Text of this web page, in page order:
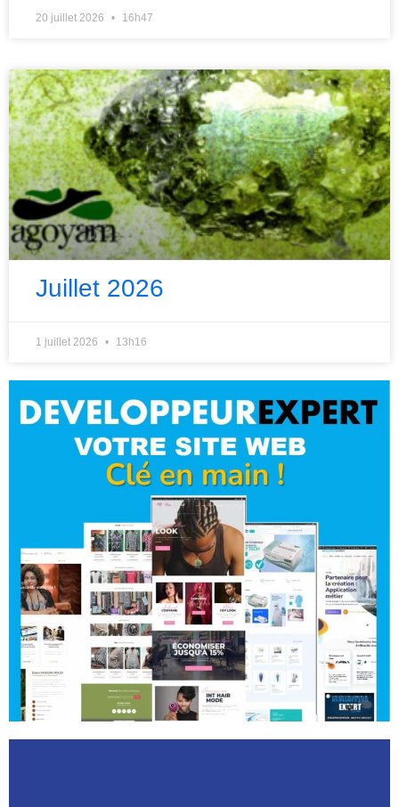
20 juillet 2026 16h47
Juillet 2026
1 juillet 2026 13h16